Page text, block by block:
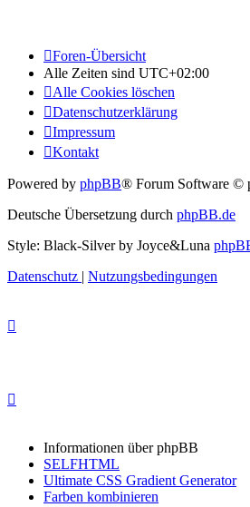
Foren-Übersicht
Alle Zeiten sind UTC+02:00
Alle Cookies löschen
Datenschutzerklärung
Impressum
Kontakt
Powered by phpBB® Forum Software ©
Deutsche Übersetzung durch phpBB.de
Style: Black-Silver by Joyce&Luna
Datenschutz | Nutzungsbedingungen
Informationen über phpBB
SELFHTML
Ultimate CSS Gradient Generator
Farben kombinieren